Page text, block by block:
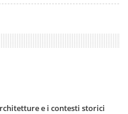
e i contesti storici